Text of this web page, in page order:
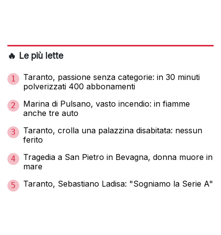
🔥 Le più lette
1
Taranto, passione senza categorie: in 30 minuti
polverizzati 400 abbonamenti
2
Marina di Pulsano, vasto incendio: in fiamme
anche tre auto
3
Taranto, crolla una palazzina disabitata: nessun
ferito
4
Tragedia a San Pietro in Bevagna, donna muore in
mare
5 Taranto, Sebastiano Ladisa: "Sogniamo la Serie A"